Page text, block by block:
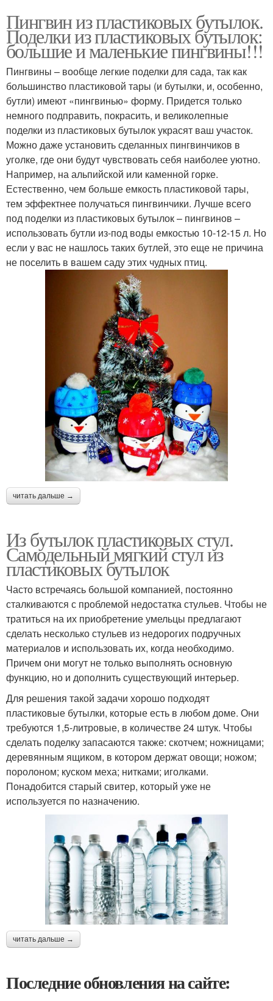
Пингвин из пластиковых бутылок.
Поделки из пластиковых бутылок:
большие и маленькие пингвины!!!
Пингвины – вообще легкие поделки для сада, так как
большинство пластиковой тары (и бутылки, и, особенно,
бутли) имеют «пингвинью» форму. Придется только
немного подправить, покрасить, и великолепные
поделки из пластиковых бутылок украсят ваш участок.
Можно даже установить сделанных пингвинчиков в
уголке, где они будут чувствовать себя наиболее уютно.
Например, на альпийской или каменной горке.
Естественно, чем больше емкость пластиковой тары,
тем эффектнее получаться пингвинчики. Лучше всего
под поделки из пластиковых бутылок – пингвинов –
использовать бутли из-под воды емкостью 10-12-15 л. Но
если у вас не нашлось таких бутлей, это еще не причина
не поселить в вашем саду этих чудных птиц.
читать дальше →
Из бутылок пластиковых стул.
Самодельный мягкий стул из
пластиковых бутылок
Часто встречаясь большой компанией, постоянно
сталкиваются с проблемой недостатка стульев. Чтобы не
тратиться на их приобретение умельцы предлагают
сделать несколько стульев из недорогих подручных
материалов и использовать их, когда необходимо.
Причем они могут не только выполнять основную
функцию, но и дополнить существующий интерьер.
Для решения такой задачи хорошо подходят
пластиковые бутылки, которые есть в любом доме. Они
требуются 1,5-литровые, в количестве 24 штук. Чтобы
сделать поделку запасаются также: скотчем; ножницами;
деревянным ящиком, в котором держат овощи; ножом;
поролоном; куском меха; нитками; иголками.
Понадобится старый свитер, который уже не
используется по назначению.
читать дальше →
Последние обновления на сайте: